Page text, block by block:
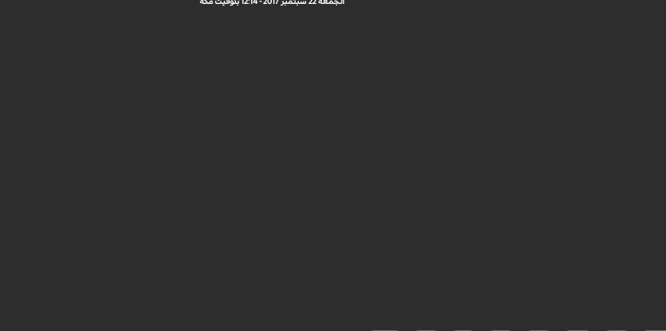
الجمعة 22 سبتمبر 2017 - 12:14 بتوقيت مكة